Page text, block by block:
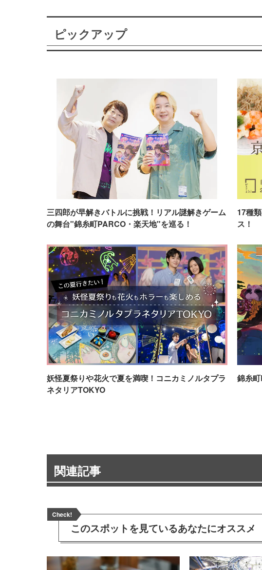
ピックアップ
三四郎が早解きバトルに挑戦！リアル謎解きゲーム
の舞台"錦糸町PARCO・楽天地"を巡る！
17種
ス！
妖怪夏祭りや花火で夏を満喫！コニカミノルタプラ
ネタリアTOKYO
錦糸
関連記事
Check!
このスポットを見ているあなたにオススメ